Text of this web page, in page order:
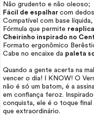
Não grudento e não oleoso;
Fácil de espalhar com
Compatível com base
Fórmula que permite
Cheirinho inspirado no
Formato ergonômico
Cabe no encaixe da paleta
Quando a gente acerta na
vencer o dia! I KNOW! O
não é só um batom, é a
em confiança feroz.
conquista, ele é o toque final
que extraordinário.